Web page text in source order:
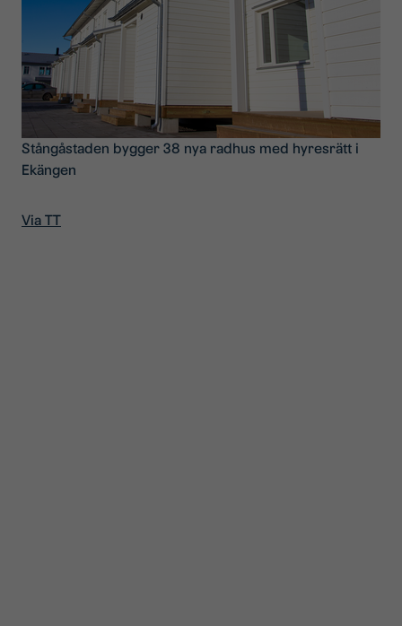
Stångåstaden bygger 38 nya radhus med hyresrätt i
Ekängen
Via TT